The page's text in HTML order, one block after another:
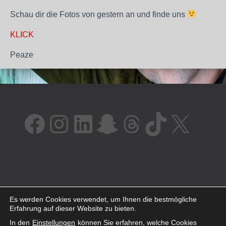
Schau dir die Fotos von gestern an und finde uns
KLICK
Peaze
FACEBOOK INSTAGRAM LINKEDIN SNAPCHAT THREADS TIKTOK
AMAZON SPOTIFY YOUTUBE
Es werden Cookies verwendet, um Ihnen die bestmögliche
Erfahrung auf dieser Website zu bieten.
In den Einstellungen können Sie erfahren, welche Cookies